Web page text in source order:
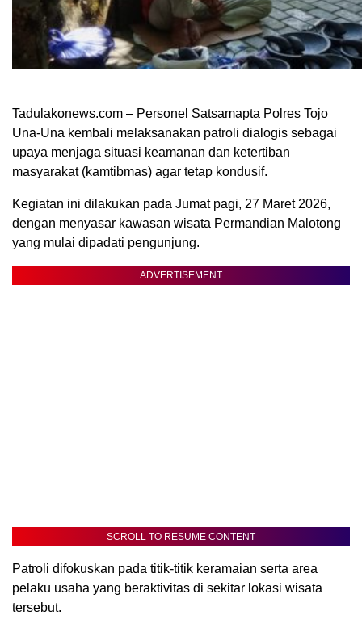
Tadulakonews.com – Personel Satsamapta Polres Tojo
Una-Una kembali melaksanakan patroli dialogis sebagai
upaya menjaga situasi keamanan dan ketertiban
masyarakat (kamtibmas) agar tetap kondusif.
Kegiatan ini dilakukan pada Jumat pagi, 27 Maret 2026,
dengan menyasar kawasan wisata Permandian Malotong
yang mulai dipadati pengunjung.
ADVERTISEMENT
SCROLL TO RESUME CONTENT
Patroli difokuskan pada titik-titik keramaian serta area
pelaku usaha yang beraktivitas di sekitar lokasi wisata
tersebut.